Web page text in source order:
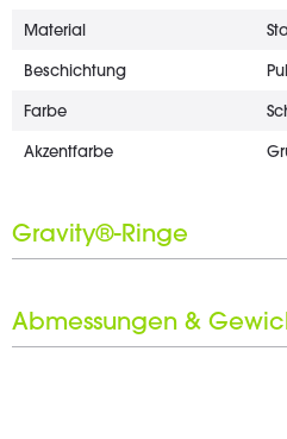
Material
Beschichtung
Farbe
Akzentfarbe
Gravity®-Ringe
Schwarzer Ringsatz inkludiert Ja
Abmessungen &